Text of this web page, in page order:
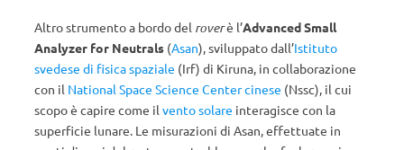
Altro strumento a bordo del roverè l’Advanced Small
Analyzer for Neutrals (Asan), sviluppato dall’Istituto
svedese di fisica spaziale (Irf) di Kiruna, in collaborazione
con il National Space Science Center cinese (Nssc), il cui
scopo è capire come il vento solare interagisce con la
superficie lunare. Le misurazioni di Asan, effettuate in